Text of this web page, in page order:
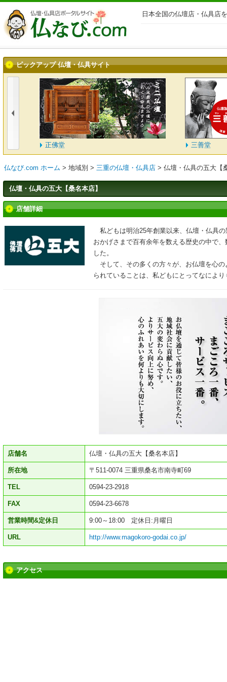
日本全国の仏壇店・仏具店
ピックアップ 仏壇・仏具サイト
正佛堂 三善堂
仏なび.com ホーム > 地域別 > 三重の仏壇・仏具店 > 仏壇・仏具の五大【
仏壇・仏具の五大【桑名本店】
店舗詳細
私どもは明治25年創業以来、仏壇・仏具
おかげさまで百有余年を数える歴史の中で
した。
そして、その多くの方々が、お仏壇を心
られていることは、私どもにとってなによ
店舗名 仏壇・仏具の五大【桑名本店】
所在地 〒511-0074 三重県桑名市南寺町69
TEL 0594-23-2918
FAX 0594-23-6678
営業時間&定休日 9:00～18:00 定休日:月曜日
URL http://www.magokoro-godai.co.jp/
アクセス